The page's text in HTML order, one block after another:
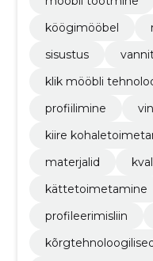
köögimööbel
sisustus
klik mööbli
profiilimine
kiire
materjalid
kättetoimetamine
profileerimisliin